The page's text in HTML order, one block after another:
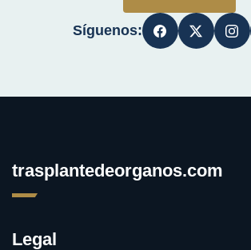
Síguenos:
trasplantedeorganos.com
Legal